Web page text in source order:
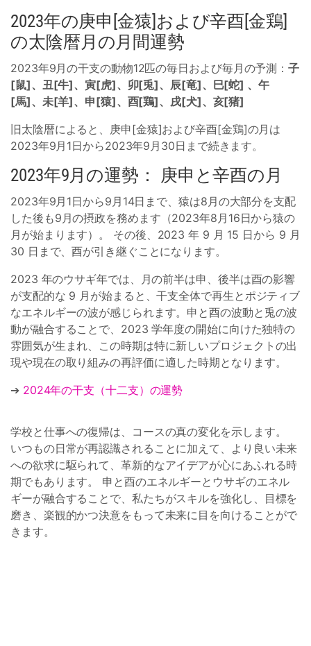
2023年の庚申[金猿]および辛酉[金鶏]
の太陰暦月の月間運勢
2023年9月の干支の動物12匹の毎日および毎月の予測：子
[鼠]、丑[牛]、寅[虎]、卯[兎]、辰[竜]、巳[蛇] 、午
[馬]、未[羊]、申[猿]、酉[鶏]、戌[犬]、亥[猪]
旧太陰暦によると、庚申[金猿]および辛酉[金鶏]の月は
2023年9月1日から2023年9月30日まで続きます。
2023年9月の運勢： 庚申と辛酉の月
2023年9月1日から9月14日まで、猿は8月の大部分を支配
した後も9月の摂政を務めます（2023年8月16日から猿の
月が始まります）。 その後、2023 年 9 月 15 日から 9 月
30 日まで、酉が引き継ぐことになります。
2023 年のウサギ年では、月の前半は申、後半は酉の影響
が支配的な 9 月が始まると、干支全体で再生とポジティブ
なエネルギーの波が感じられます。申と酉の波動と兎の波
動が融合することで、2023 学年度の開始に向けた独特の
雰囲気が生まれ、この時期は特に新しいプロジェクトの出
現や現在の取り組みの再評価に適した時期となります。
➔ 2024年の干支（十二支）の運勢
学校と仕事への復帰は、コースの真の変化を示します。
いつもの日常が再認識されることに加えて、より良い未来
への欲求に駆られて、革新的なアイデアが心にあふれる時
期でもあります。 申と酉のエネルギーとウサギのエネル
ギーが融合することで、私たちがスキルを強化し、目標を
磨き、楽観的かつ決意をもって未来に目を向けることがで
きます。